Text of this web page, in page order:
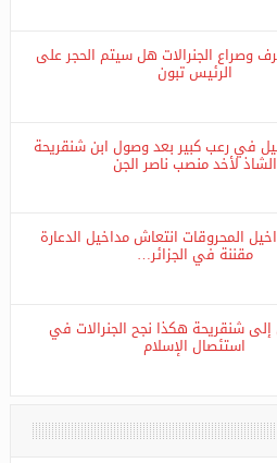
الرئيس تبون
الشاذ لأخد منصب ناصر الجن
مقننة في الجزائر…